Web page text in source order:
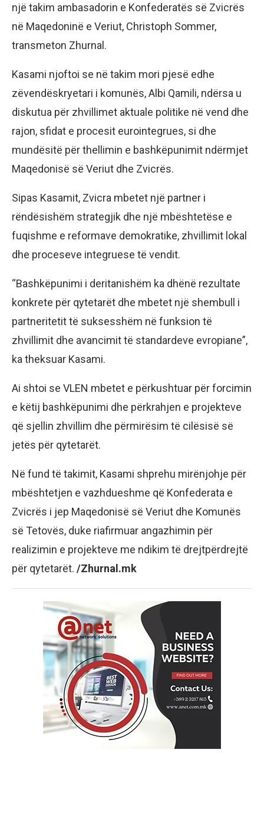
një takim ambasadorin e Konfederatës së Zvicrës
në Maqedoninë e Veriut, Christoph Sommer,
transmeton Zhurnal.
Kasami njoftoi se në takim mori pjesë edhe
zëvendëskryetari i komunës, Albi Qamili, ndërsa u
diskutua për zhvillimet aktuale politike në vend dhe
rajon, sfidat e procesit eurointegrues, si dhe
mundësitë për thellimin e bashkëpunimit ndërmjet
Maqedonisë së Veriut dhe Zvicrës.
Sipas Kasamit, Zvicra mbetet një partner i
rëndësishëm strategjik dhe një mbështetëse e
fuqishme e reformave demokratike, zhvillimit lokal
dhe proceseve integruese të vendit.
“Bashkëpunimi i deritanishëm ka dhënë rezultate
konkrete për qytetarët dhe mbetet një shembull i
partneritetit të suksesshëm në funksion të
zhvillimit dhe avancimit të standardeve evropiane”,
ka theksuar Kasami.
Ai shtoi se VLEN mbetet e përkushtuar për forcimin
e këtij bashkëpunimi dhe përkrahjen e projekteve
që sjellin zhvillim dhe përmirësim të cilësisë së
jetës për qytetarët.
Në fund të takimit, Kasami shprehu mirënjohje për
mbështetjen e vazhdueshme që Konfederata e
Zvicrës i jep Maqedonisë së Veriut dhe Komunës
së Tetovës, duke riafirmuar angazhimin për
realizimin e projekteve me ndikim të drejtpërdrejtë
për qytetarët. /Zhurnal.mk